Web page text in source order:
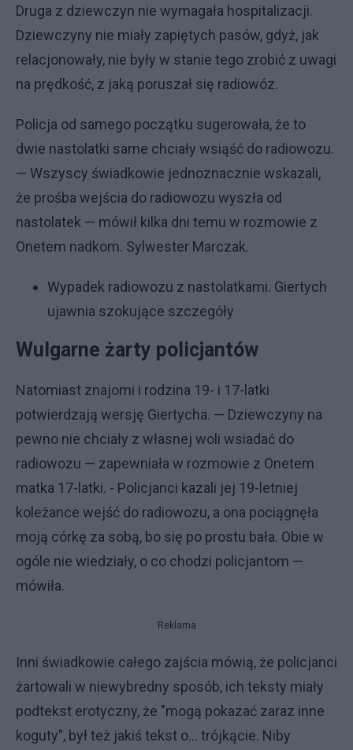
Druga z dziewczyn nie wymagała hospitalizacji.
Dziewczyny nie miały zapiętych pasów, gdyż, jak
relacjonowały, nie były w stanie tego zrobić z uwagi
na prędkość, z jaką poruszał się radiowóz.
Policja od samego początku sugerowała, że to
dwie nastolatki same chciały wsiąść do radiowozu.
— Wszyscy świadkowie jednoznacznie wskazali,
że prośba wejścia do radiowozu wyszła od
nastolatek — mówił kilka dni temu w rozmowie z
Onetem nadkom. Sylwester Marczak.
Wypadek radiowozu z nastolatkami. Giertych
ujawnia szokujące szczegóły
Wulgarne żarty policjantów
Natomiast znajomi i rodzina 19- i 17-latki
potwierdzają wersję Giertycha. — Dziewczyny na
pewno nie chciały z własnej woli wsiadać do
radiowozu — zapewniała w rozmowie z Onetem
matka 17-latki. - Policjanci kazali jej 19-letniej
koleżance wejść do radiowozu, a ona pociągnęła
moją córkę za sobą, bo się po prostu bała. Obie w
ogóle nie wiedziały, o co chodzi policjantom —
mówiła.
Reklama
Inni świadkowie całego zajścia mówią, że policjanci
żartowali w niewybredny sposób, ich teksty miały
podtekst erotyczny, że "mogą pokazać zaraz inne
koguty", był też jakiś tekst o... trójkącie. Niby